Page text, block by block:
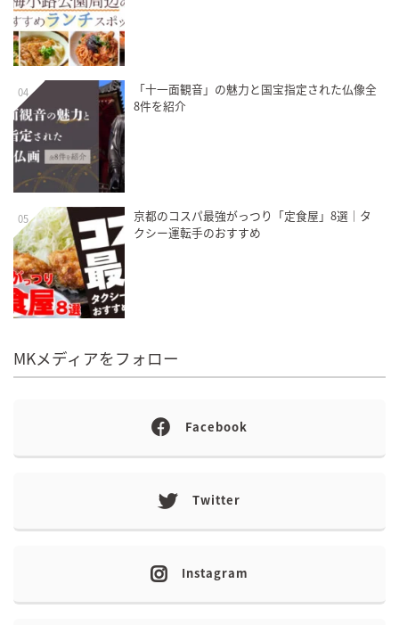
04
「十一面観音」の魅力と国宝指定された仏像全
8件を紹介
05
京都のコスパ最強がっつり「定食屋」8選｜タ
クシー運転手のおすすめ
MKメディアをフォロー
Facebook
Twitter
Instagram